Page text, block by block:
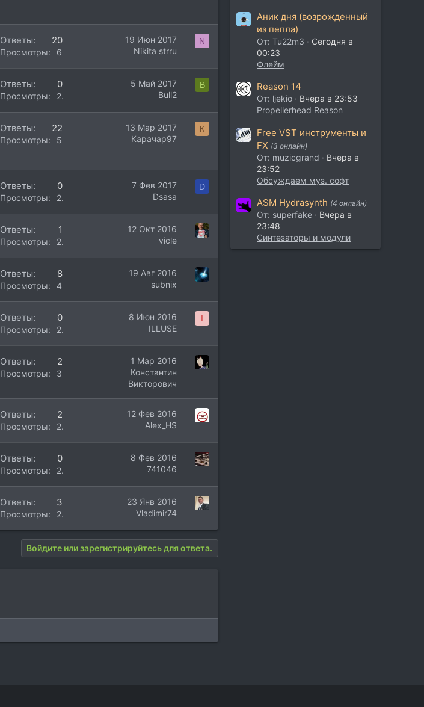
Ответы 20
Просмотры
19 Июн 2017
Nikita strru
N
Ответы 0
Просмотры 2K
5 Май 2017
Bull2
B
Ответы 22
Просмотры
13 Мар 2017
Карачар97
К
Ответы 0
Просмотры 2K
7 Фев 2017
Dsasa
D
Ответы 1
Просмотры 2K
12 Окт 2016
vicle
Ответы 8
Просмотры
19 Авг 2016
subnix
Ответы 0
Просмотры 2K
8 Июн 2016
ILLUSE
I
Ответы 2
Просмотры
1 Мар 2016
Константин
Викторович
Ответы 2
Просмотры 2K
12 Фев 2016
Alex_HS
Ответы 0
Просмотры 2K
8 Фев 2016
741046
Ответы 3
Просмотры 2K
23 Янв 2016
Vladimir74
Войдите или зарегистрируйтесь для ответа.
Аник дня (возрожденный
из пепла)
От: Tu22m3
Сегодня в
00:23
Флейм
Reason 14
От: ljekio
Вчера в 23:53
Propellerhead Reason
Free VST инструменты и
FX (3 онлайн)
От: muzicgrand
Вчера в
23:52
Обсуждаем муз. софт
ASM Hydrasynth (4 онлайн)
От: superfake
Вчера в
23:48
Синтезаторы и модули